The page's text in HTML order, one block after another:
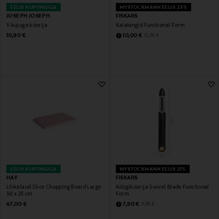
EELIS KUPONGIGA
JOSEPH JOSEPH
Y-kujuga koorija
Original Price
10,90 €
MYSTOCKMANN EELIS 23%
FISKARS
Kalatangid Functional Form
Discounted Price
10,00 € Original Price
12,99 €
EELIS KUPONGIGA
HAY
Lõikelaud Slice Chopping Board Large
38 x 25 cm
Original Price
47,00 €
MYSTOCKMANN EELIS 21%
FISKARS
Köögikoorija Swivel Blade Functional
Form
Discounted Price
7,90 € Original Price
9,99 €